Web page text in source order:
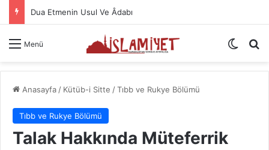
Namazın Önemi Ve Fazileti
Menü Dış
Anasayfa/ Kütüb-i Sitte /Tıbb ve Rukye Bölümü
Tıbb ve Rukye Bölümü
Talak Hakkında Müteferrik